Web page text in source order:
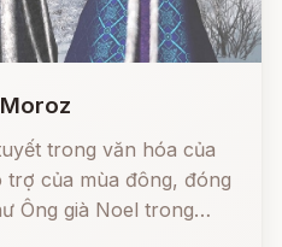
trong văn hóa của
trợ của mùa đông, đóng
Ông già Noel trong